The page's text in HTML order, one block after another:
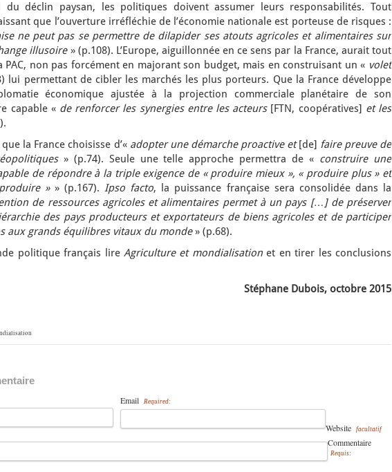
du déclin paysan, les politiques doivent assumer leurs responsabilités. Tout
que l’ouverture irréfléchie de l’économie nationale est porteuse de risques :
ne peut pas se permettre de dilapider ses atouts agricoles et alimentaires sur
illusoire» (p.108). L’Europe, aiguillonnée en ce sens par la France, aurait tout
PAC, non pas forcément en majorant son budget, mais en construisant un « volet
lui permettant de cibler les marchés les plus porteurs. Que la France développe
économique ajustée à la projection commerciale planétaire de son
capable « de renforcer les synergies entre les acteurs [FTN, coopératives] et les
la France choisisse d’« adopter une démarche proactive et[de] faire preuve de
» (p.74). Seule une telle approche permettra de « construire une
de répondre à la triple exigence de « produire mieux », « produire plus » et
»» (p.167). Ipso facto, la puissance française sera consolidée dans la
de ressources agricoles et alimentaires permet à un pays […] de préserver
des pays producteurs et exportateurs de biens agricoles et de participer
aux grands équilibres vitaux du monde» (p.68).
politique français lire Agriculture et mondialisationet en tirer les conclusions
Stéphane Dubois, octobre 2015
Email Required:
Website facultatif
Commentaire
Requis: